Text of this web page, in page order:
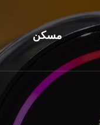
مسكن